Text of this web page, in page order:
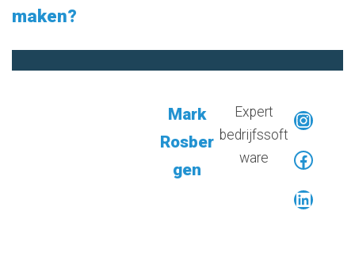
maken?
Mark
Rosber
gen
Expert
bedrijfssoft
ware